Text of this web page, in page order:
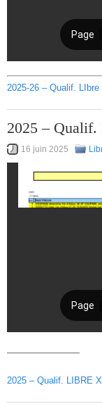
2025-26 – Qualif.
2025 –
16 juin 2025
————————
2025 – Qualif. LIBRE